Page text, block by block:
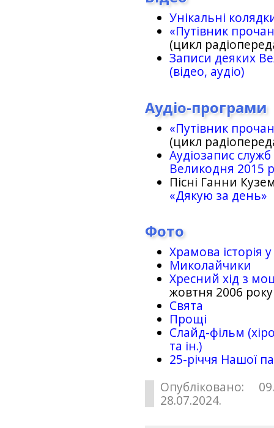
Унікальні
«Путівник
(цикл
Записи деяких
(відео, аудіо)
Аудіо-програми
«Путівник
(цикл
Аудіозапис
Великодня 2015
Пісні Ганни
«Дякую за день»
Фото
Храмова історія
Миколайчики
Хресний хід з
жовтня 2006 року
Свята
Прощі
Слайд-фільм
та ін.)
25-рiччя Нашої
Опубліковано:
28.07.2024.